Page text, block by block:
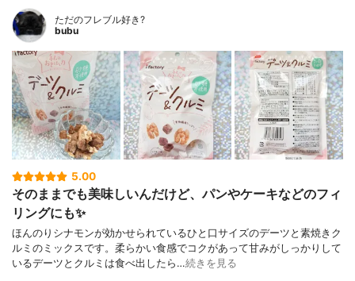
ただのフレブル好き?
bubu
5.00
そのままでも美味しいんだけど、パンやケーキなどのフィ
リングにも✨
ほんのりシナモンが効かせられているひと口サイズのデーツと素焼きク
ルミのミックスです。柔らかい食感でコクがあって甘みがしっかりして
いるデーツとクルミは食べ出したら…続きを見る